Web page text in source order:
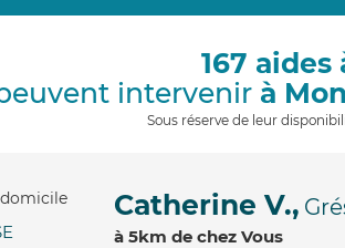
167
intervenir à
Sous réserve de leur
Catherine V.,
à 5km de chez Vous